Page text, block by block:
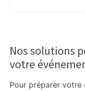
Sidebar
Nos solutions
votre
Pour préparer votre